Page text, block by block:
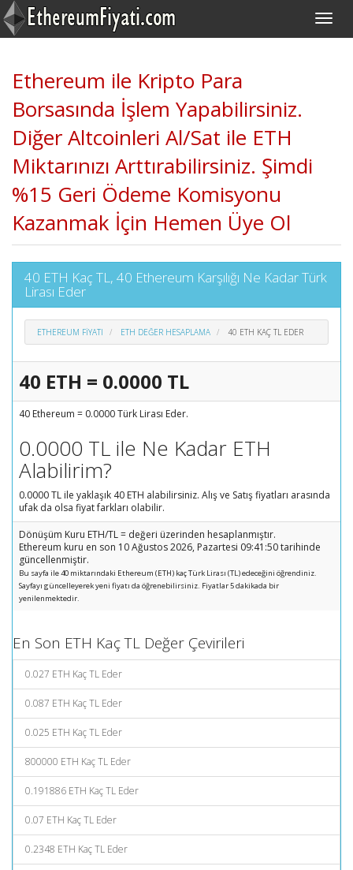
Ethereum ile Kripto Para
Borsasında İşlem Yapabilirsiniz.
Diğer Altcoinleri Al/Sat ile ETH
Miktarınızı Arttırabilirsiniz. Şimdi
%15 Geri Ödeme Komisyonu
Kazanmak İçin Hemen Üye Ol
40 ETH Kaç TL, 40 Ethereum Karşılığı Ne Kadar Türk
Lirası Eder
ETHEREUM FIYATI ETH DEĞER HESAPLAMA 40 ETH KAÇ TL EDER
40 ETH = 0.0000 TL
40 Ethereum = 0.0000 Türk Lirası Eder.
0.0000 TL ile Ne Kadar ETH
Alabilirim?
0.0000 TL ile yaklaşık 40 ETH alabilirsiniz. Alış ve Satış fiyatları arasında
ufak da olsa fiyat farkları olabilir.
Dönüşüm Kuru ETH/TL = değeri üzerinden hesaplanmıştır.
Ethereum kuru en son 10 Ağustos 2026, Pazartesi 09:41:50 tarihinde
güncellenmiştir.
Bu sayfa ile 40 miktarındaki Ethereum (ETH) kaç Türk Lirası (TL) edeceğini öğrendiniz.
Sayfayı güncelleyerek yeni fiyatı da öğrenebilirsiniz. Fiyatlar 5 dakikada bir
yenilenmektedir.
En Son ETH Kaç TL Değer Çevirileri
0.027 ETH Kaç TL Eder
0.087 ETH Kaç TL Eder
0.025 ETH Kaç TL Eder
800000 ETH Kaç TL Eder
0.191886 ETH Kaç TL Eder
0.07 ETH Kaç TL Eder
0.2348 ETH Kaç TL Eder